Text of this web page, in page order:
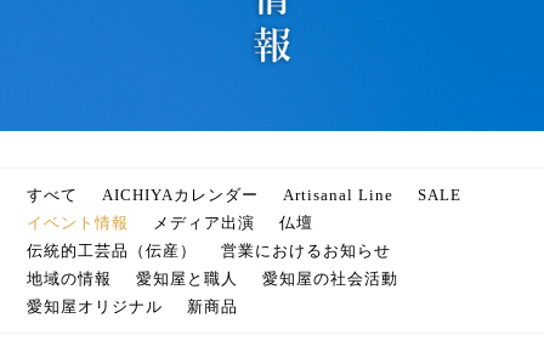
すべて AICHIYAカレンダー Artisanal Line
SALE
イベント情報
メディア出演
仏壇
伝統的工芸品（伝産）
営業におけるお知らせ
地域の情報
愛知屋と職人
愛知屋の社会活動
愛知屋オリジナル
新商品